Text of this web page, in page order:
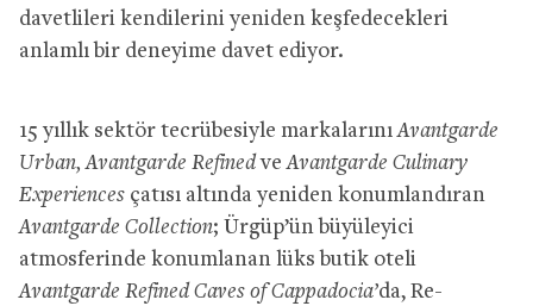
davetlileri kendilerini yeniden keşfedecekleri
anlamlı bir deneyime davet ediyor.
15 yıllık sektör tecrübesiyle markalarınıAvantgarde
Urban, Avantgarde RefinedveAvantgarde Culinary
Experiences çatısı altında yeniden konumlandıran
Avantgarde Collection; Ürgüp’ün büyüleyici
atmosferinde konumlanan lüks butik oteli
Avantgarde Refined Caves of Cappadocia’da, Re-